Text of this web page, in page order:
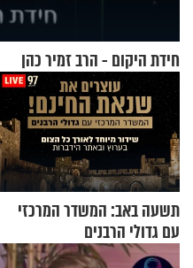
חידת היקום - הרב זמיר כהן
תשעה באב: המשדר המרכזי
עם גדולי הרבנים